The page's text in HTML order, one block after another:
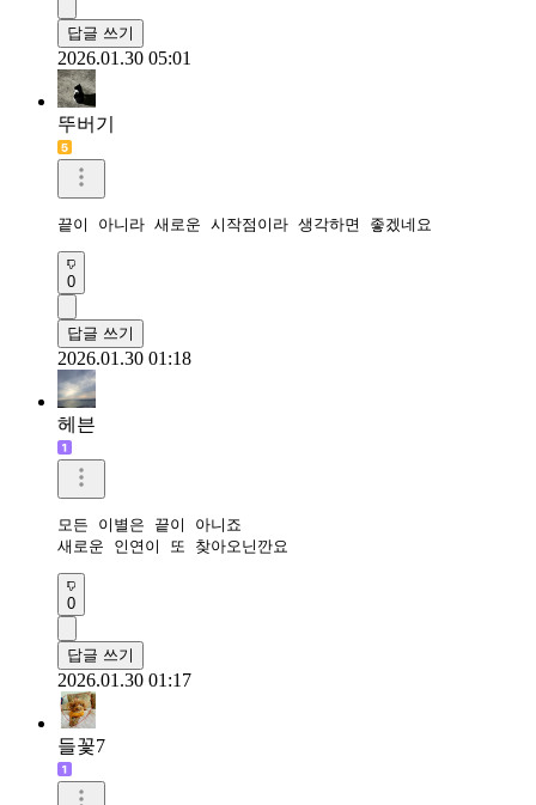
답글 쓰기
2026.01.30 05:01
뚜버기
끝이 아니라 새로운 시작점이라 생각하면 좋겠네요
0
답글 쓰기
2026.01.30 01:18
헤븐
모든 이별은 끝이 아니죠
새로운 인연이 또 찾아오닌깐요
0
답글 쓰기
2026.01.30 01:17
들꽃7